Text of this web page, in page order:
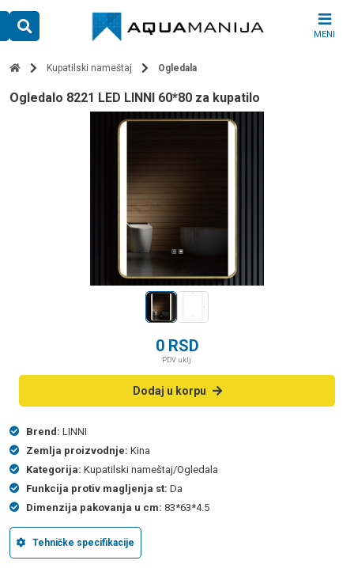
content
MENI
Kupatilski nameštaj Ogledala
ogledalo 8221 LED LINNI 60*80 za kupatilo
0 RSD
PDV uklj.
Dodaj u korpu
Brend: LINNI
Zemlja proizvodnje: Kina
Kategorija: Kupatilski nameštaj/Ogledala
Funkcija protiv magljenja st: Da
Dimenzija pakovanja u cm: 83*63*4.5
Tehničke specifikacije